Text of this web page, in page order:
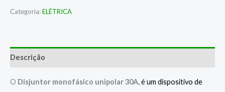
Categoria:ELÉTRICA
Descrição
O Disjuntor monofásico unipolar 30A,é um dispositivo de